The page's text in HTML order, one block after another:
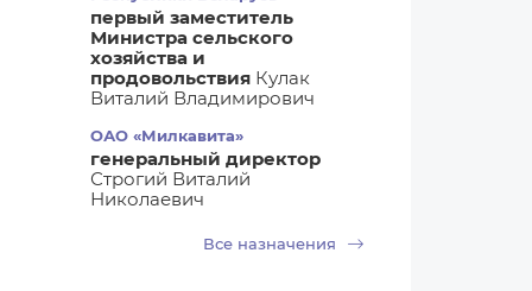
первый заместитель
Министра сельского
хозяйства и
продовольствия Кулак
Виталий Владимирович
ОАО «Милкавита»
генеральный директор
Строгий Виталий
Николаевич
Все назначения